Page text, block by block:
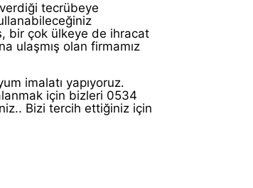
tecrübeye
bir çok ülkeye de ihracat
ulaşmış olan firmamız
imalatı yapıyoruz.
için bizleri 0534
Bizi tercih ettiğiniz için